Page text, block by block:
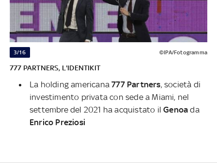
3/16 ©IPA/Fotogramma
777 PARTNERS, L'IDENTIKIT
La holding americana777 Partners, società di
investimento privata con sede a Miami, nel
settembre del 2021 ha acquistato ilGenoada
Enrico Preziosi